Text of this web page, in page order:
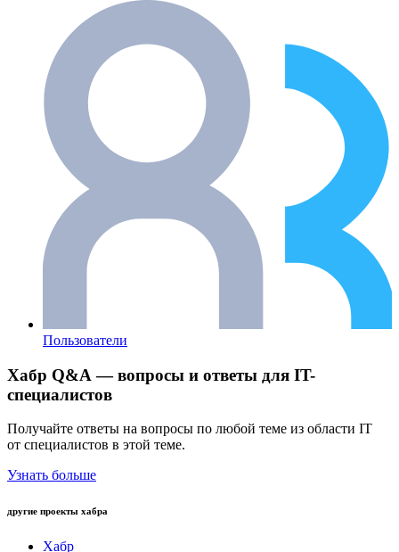
Пользователи
Хабр Q&A — вопросы и ответы для IT-
специалистов
Получайте ответы на вопросы по любой теме из области IT
от специалистов в этой теме.
Узнать больше
другие проекты хабра
Хабр